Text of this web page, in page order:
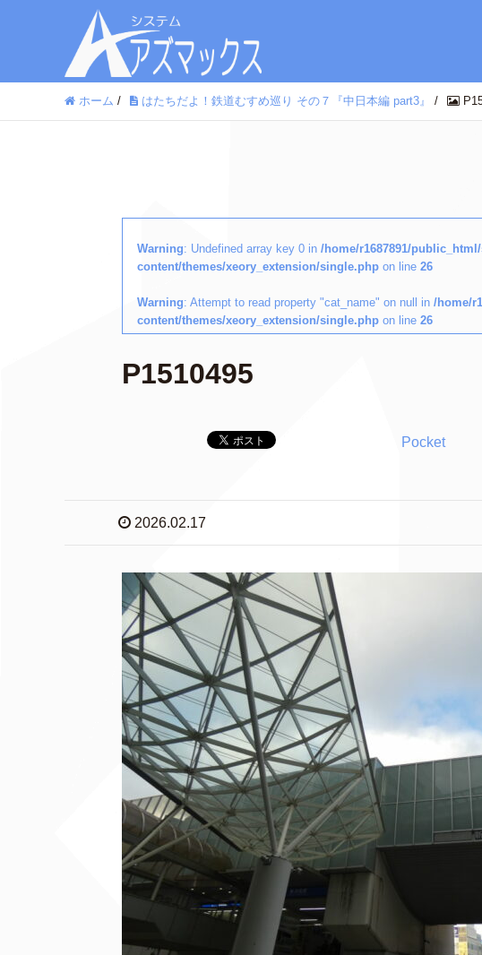
ホーム / はたちだよ！鉄道むすめ巡り その７『中日本編 part3』 /
Warning: Undefined array key 0 in /home/r1687891/
content/themes/xeory_extension/single.php on line 26
Warning: Attempt to read property "cat_name" on null in /home/
content/themes/xeory_extension/single.php on line 26
P1510495
Pocket
2026.02.17